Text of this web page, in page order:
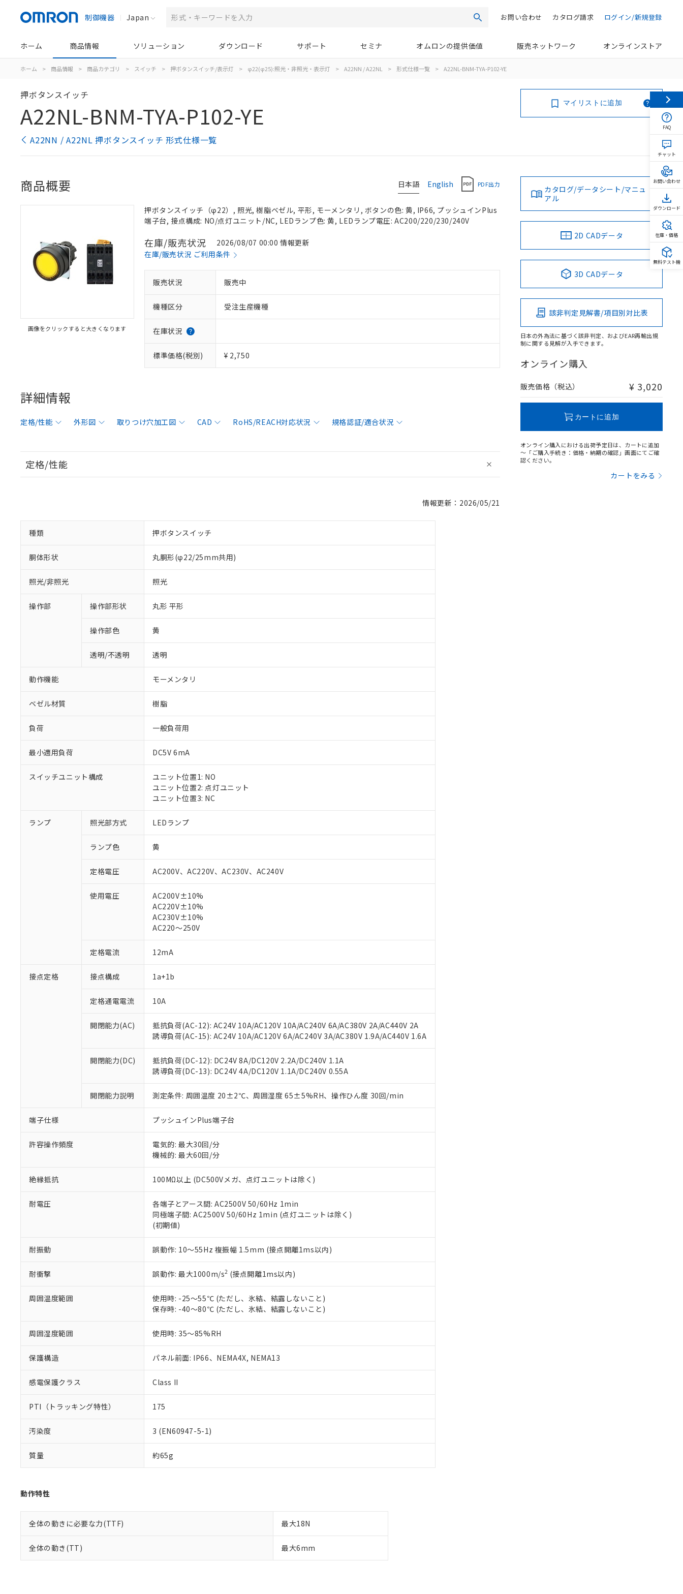
制御機器 Japan 検索 ログイン/新規登録
カタログ請求
お問い合わせ
ホーム 商品情報 ソリューション ダウンロード サポート セミナ オムロンの提供価値 販売ネットワーク オンラインストア
ホーム > 商品情報 > 商品カテゴリ > スイッチ > 押ボタンスイッチ/表示灯 > φ22(φ25):照光・非照光・表示灯 > A22NN / A22NL > 形式仕様一覧 > A22NL-BNM-TYA-P102-YE
押ボタンスイッチ
A22NL-BNM-TYA-P102-YE
A22NN / A22NL 押ボタンスイッチ 形式仕様一覧
マイリストに追加
日本語 English PDF出力
商品概要
画像をクリックすると大きくなります
押ボタンスイッチ（φ22）, 照光, 樹脂ベゼル, 平形, モーメンタリ, ボタンの色: 黄, IP66, プッシュインPlus
端子台, 接点構成: NO/点灯ユニット/NC, LEDランプ色: 黄, LEDランプ電圧: AC200/220/230/240V
在庫/販売状況
2026/08/07 00:00 情報更新
在庫/販売状況 ご利用条件
販売状況 販売中
機種区分 受注生産機種
在庫状況
標準価格(税別) ¥ 2,750
詳細情報
定格/性能 外形図 取りつけ穴加工図 CAD RoHS/REACH対応状況 規格認証/適合状況
定格/性能
情報更新：2026/05/21
種類 押ボタンスイッチ
胴体形状 丸胴形(φ22/25mm共用)
照光/非照光 照光
操作部 操作部形状 丸形 平形
操作部色 黄
透明/不透明 透明
動作機能 モーメンタリ
ベゼル材質 樹脂
負荷 一般負荷用
最小適用負荷 DC5V 6mA
スイッチユニット構成
ユニット位置1: NO
ユニット位置2: 点灯ユニット
ユニット位置3: NC
ランプ 照光部方式 LEDランプ
ランプ色 黄
定格電圧 AC200V、AC220V、AC230V、AC240V
使用電圧
AC200V±10%
AC220V±10%
AC230V±10%
AC220～250V
定格電流 12mA
接点定格 接点構成 1a+1b
定格通電電流 10A
開閉能力(AC)
抵抗負荷(AC-12): AC24V 10A/AC120V 10A/AC240V 6A/AC380V 2A/AC440V 2A
誘導負荷(AC-15): AC24V 10A/AC120V 6A/AC240V 3A/AC380V 1.9A/AC440V 1.6A
開閉能力(DC)
抵抗負荷(DC-12): DC24V 8A/DC120V 2.2A/DC240V 1.1A
誘導負荷(DC-13): DC24V 4A/DC120V 1.1A/DC240V 0.55A
開閉能力説明 測定条件: 周囲温度 20±2℃、周囲湿度 65±5%RH、操作ひん度 30回/min
端子仕様 プッシュインPlus端子台
許容操作頻度
電気的: 最大30回/分
機械的: 最大60回/分
絶縁抵抗 100MΩ以上 (DC500Vメガ、点灯ユニットは除く)
耐電圧
各端子とアース間: AC2500V 50/60Hz 1min
同極端子間: AC2500V 50/60Hz 1min (点灯ユニットは除く)
(初期値)
耐振動 誤動作: 10～55Hz 複振幅 1.5mm (接点開離1ms以内)
耐衝撃 誤動作: 最大1000m/s2 (接点開離1ms以内)
周囲温度範囲
使用時: -25～55℃ (ただし、氷結、結露しないこと)
保存時: -40～80℃ (ただし、氷結、結露しないこと)
周囲湿度範囲 使用時: 35～85%RH
保護構造 パネル前面: IP66、NEMA4X, NEMA13
感電保護クラス Class II
PTI（トラッキング特性） 175
汚染度 3 (EN60947-5-1)
質量 約65g
動作特性
全体の動きに必要な力(TTF) 最大18N
全体の動き(TT) 最大6mm
カタログ/データシート/マニュ
アル
2D CADデータ
3D CADデータ
該非判定見解書/項目別対比表
日本の外為法に基づく該非判定、およびEAR再輸出規
制に関する見解が入手できます。
オンライン購入
販売価格（税込） ¥ 3,020
カートに追加
オンライン購入における出荷予定日は、カートに追加
～「ご購入手続き：価格・納期の確認」画面にてご確
認ください。
カートをみる
ご利用条件
くものです。
当社制御機器事業取扱商品の中には、本サービスの対象外となる商品もあることをご了承ください。
在庫状況および標準価格照会結果は、記載している更新日時点での社内データに基づき作成されるも
のであり、閲覧された時点での実際の在庫および標準価格とは異なる場合があることをご了承くださ
い。
正式な納期状況および標準価格はお客様のお取引先、またはお客様担当のオムロン制御機器販売店・
当社販売員にご相談ください。
在庫状況および標準価格結果を当社の事前の承諾なく第三者に漏洩または開示しないようお願いしま
す。
マイパーツ機能（部品リスト作成サービス）をご利用いただくには、I-Webメンバーズにご登録され
ている必要があります。
お客様が当ウェブサイト上で当社にご登録された部品リストについて、当社および当社の共同利用者
が、当社の製品・サービスに関するお客様との取引・商談に必要な範囲で利用することをご了承くだ
※当社の共同利用者とは、
"個人情報の共同利用に関して"
いる法人を指します。
※1 対応状況
対応済み：EU RoHS指令（10物質）の非含有に対応した製品が提供可能な商品です。
対応予定：EU RoHS指令（10物質）の非含有に対応した製品に切り替える予定のある商品です。
対応予定なし：EU RoHS指令（10物質）の非含有に非対応の商品で、対応品を出す予定はありません。
調査・確認中：EU RoHS指令（10物質）の非含有の対応状況を調査中または確認中の商品です。
仕入先様の事情により、非含有部品としていたものが、含有品と判明した場合などやむを得ず変更すること
があります。
*EU RoHS指令（10物質）：
鉛(Pb) 1000ppm以下、 水銀(Hg) 1000ppm以下、 カドミウム(Cd) 100ppm以下、
フタル酸ビス(2-エチルヘキシル) (DEHP)(別名：DOP) 1000ppm以下、フタル酸ブチルベンジル（BBP） 1000ppm以下、フタル酸ジブチ
ル（DBP） 1000ppm以下、フタル酸ジイソブチル (DIBP) 1000ppm以下
但し、RoHS指令で産業用監視および制御機器に対する適用除外項目は除く。
フタル酸エステル類の４物質については閾値を超える意図的な使用がないことを確認しています。
部品在庫の切り替え状況などにより、予定月が前後することがあります。
※3 非含有証明書ダウンロード
下記の非含有証明書をダウンロードすることができます。
EU RoHS指令（10物質）の非含有証明書
※本証明書は発行日時点で非含有を証明するもので、過去に遡って非含有を証明するものではありません。
また、RoHS指令のフタル酸エステル類４物質の対応では、対応完了までの期間は出荷製品に未対応品が
混在することから備考欄に対応日を記載しておりました。
既に当社にて対応品への在庫切替を完了していることから、特段のことがない限り、2022年1月12日よ
り割愛しております。
※1 中国RoHS○×表
「○」：最大均質材料含有率が中国RoHSの基準値以下であることを示します。
「×」：最大均質材料含有率が中国RoHSの基準値を超えていることを示します。
「－」：未確認です。当社販売部門へお問い合わせください。
*中国RoHS10物質の基準値 (GB/T26572)：
Pb(鉛) :1000ppm、 Hg(水銀) : 1000ppm、 Cd(カドミウム) : 100ppm、
Cr(Ⅵ)(六価クロム) : 1000ppm、 PBBs(ポリ臭化ビフェニル類) : 1000ppm、 PBDEs(ポリ臭化ジフェニルエーテル類) : 1000ppm、
DEHP(フタル酸ビス(2-エチルヘキシル)) : 1000ppm
※2 環境保護使用期限
「10」：通常の使用状況下において有害物質が外部に漏えいし、環境に深刻な影響を及ぼさない年数を意
味します。
「－」：未確認です。当社販売部門へお問い合わせください。
う）を輸出または国外への提供する場合は、日本国政府の輸出許可(または役務取引許可)を取得する
などの必要な手続きをとります。
当社は規制貨物を破棄する場合は、完全に破砕するなど、違法に輸出されないよう必要な手段を講じ
ます。
当社は貴社製品を、核兵器、ミサイル、化学兵器、生物兵器またはその他武器並びにこれらの製造装
置等に一切使用いたしません。
また当社は、販売先および販売に係わる関係者が違法に輸出するおそれがある場合は、取り引きをい
たしません。
記
号
説明
○ 一定数以上の在庫あり
機器販売店・当社販売員にご確認ください)
白
受注生産機種、また在庫状況の情報を公開していない機種
FAQ
チャット
お問い合わせ
ダウンロード
在庫・価格
無料テスト機